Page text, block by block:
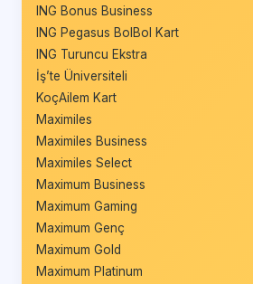
ING Bonus Business
ING Pegasus BolBol Kart
ING Turuncu Ekstra
İş’te Üniversiteli
KoçAilem Kart
Maximiles
Maximiles Business
Maximiles Select
Maximum Business
Maximum Gaming
Maximum Genç
Maximum Gold
Maximum Platinum